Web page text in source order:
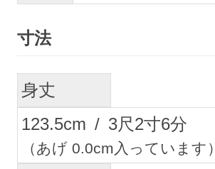
寸法
身丈
123.5cm / 3尺2寸6分
（あげ 0.0cm入っています）